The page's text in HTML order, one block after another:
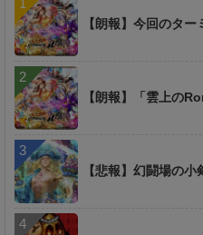
【朗報】今回のタ
【朗報】「雲上の
【悲報】幻闘場の